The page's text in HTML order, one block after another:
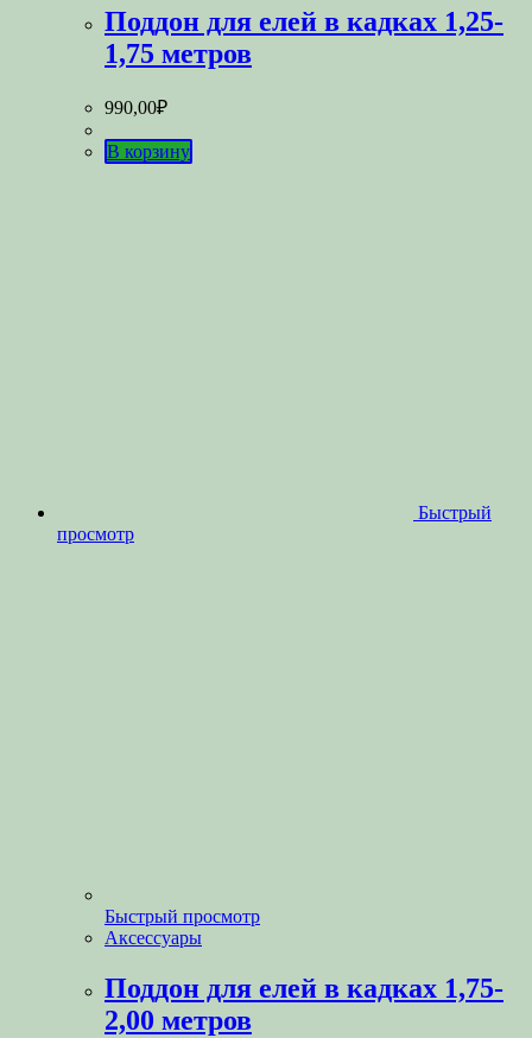
Поддон для елей в кадках 1,25-
1,75 метров
990,00₽
В корзину
Быстрый
просмотр
Быстрый просмотр
Аксессуары
Поддон для елей в кадках 1,75-
2,00 метров